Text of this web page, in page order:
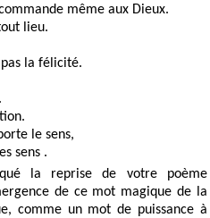
même aux Dieux.
lieu.
la félicité.
le sens,
sens .
la reprise de votre poème
de ce mot magique de la
comme un mot de puissance à